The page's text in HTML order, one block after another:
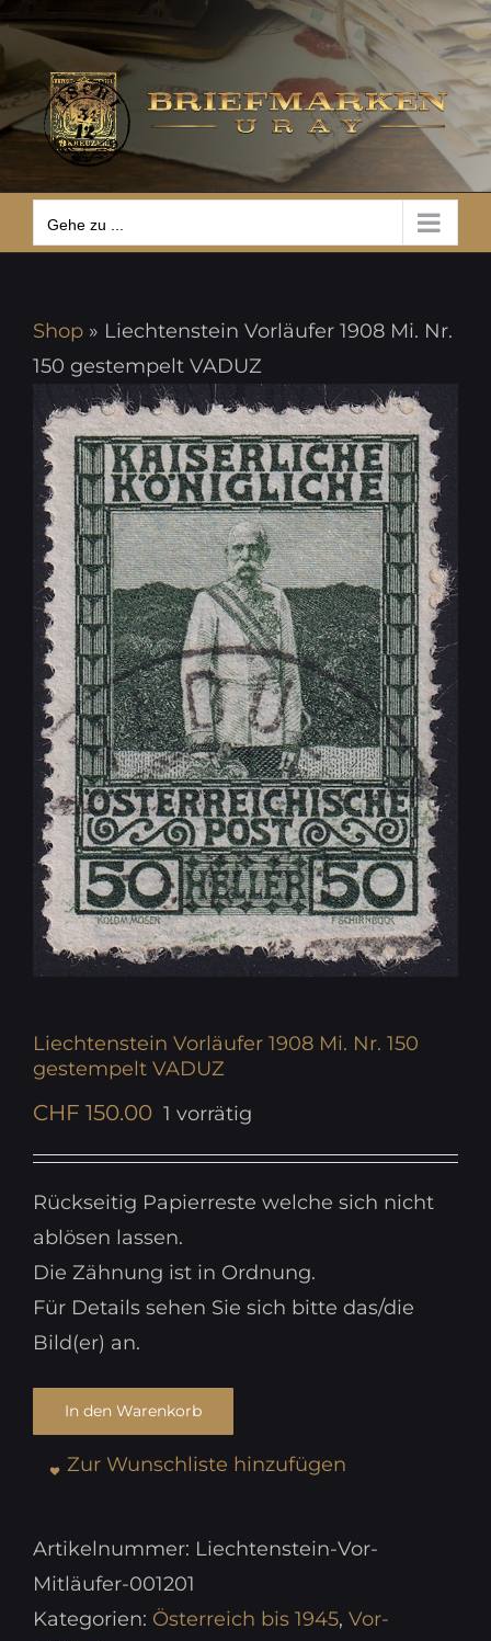
Zum
Inhalt
springen
Gehe zu ...
Gehe zu ...
Shop » Liechtenstein Vorläufer 1908 Mi. Nr.
150 gestempelt VADUZ
Liechtenstein Vorläufer 1908 Mi. Nr. 150
gestempelt VADUZ
CHF 150.00 1 vorrätig
Rückseitig Papierreste welche sich nicht
ablösen lassen.
Die Zähnung ist in Ordnung.
Für Details sehen Sie sich bitte das/die
Bild(er) an.
In den Warenkorb
Zur Wunschliste hinzufügen
Artikelnummer: Liechtenstein-Vor-
Mitläufer-001201
Kategorien: Österreich bis 1945, Vor-